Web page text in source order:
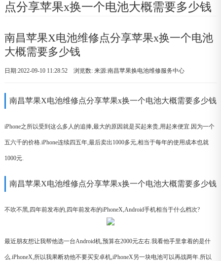
点分享苹果x换一个电池大概需要多少钱
南昌苹果X电池维修点分享苹果x换一个电池
大概需要多少钱
日期:2022-09-10 11:28:52 浏览数:来源:南昌苹果换电池维修服务中心
南昌苹果X电池维修点分享苹果x换一个电池大概需要多少钱
iPhone之所以受到这么多人的追捧,最大的原因就是买起来贵,用起来便宜.因为一个
五六千的价格.iPhone连续四五年,最后卖出1000多元,相当于每年的使用成本也就
1000元.
南昌苹果X电池维修点分享苹果x换一个电池大概需要多少钱
不吹不黑,四年前发布的,四年前发布的iPhoneX,Android手机相当于什么档次?
最近朋友想让我帮他选一台Android机,预算在2000元左右.我看他手里拿着的是什
么.iPhoneX,所以我果断劝他不要买安卓机,iPhoneX另一块电池可以再战两年.所以